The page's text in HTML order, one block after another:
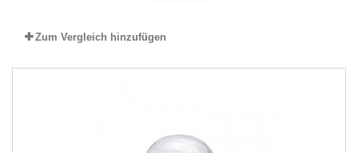
Zum Vergleich hinzufügen